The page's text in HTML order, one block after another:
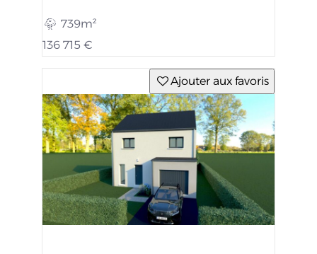
739m²
136 715 €
Ajouter aux favoris